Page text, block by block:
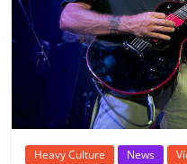
Heavy Culture News